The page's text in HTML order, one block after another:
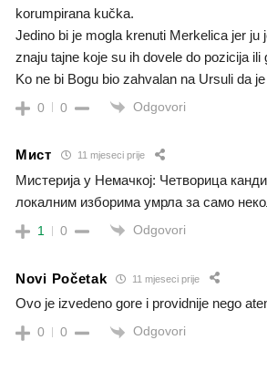
korumpirana kučka.
Jedino bi je mogla krenuti Merkelica jer ju
znaju tajne koje su ih dovele do pozicija ili
Ko ne bi Bogu bio zahvalan na Ursuli da
0 0 Odgovori
Мист 11 mjeseci prije
Мистерија у Немачкој: Четворица
локалним изборима умрла за само
1 0 Odgovori
Novi Početak 11 mjeseci prije
Ovo je izvedeno gore i providnije nego
0 0 Odgovori